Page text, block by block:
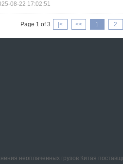
08-22 17:02:51
Page 1 of 3 |< << 1 2
неоплаченных грузов Китая